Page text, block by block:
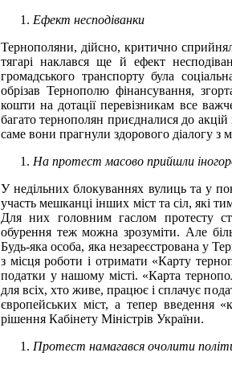
Ефект несподіванки
Тернополяни, дійсно, критично
тягарі наклався ще й ефект
громадського транспорту була
обрізав Тернополю фінансування,
кошти на дотації перевізникам все
багато тернополян приєдналися до
саме вони прагнули здорового діалогу з
На протест масово прийшли
У недільних блокуваннях вулиць та у
участь мешканці інших міст та сіл, які
Для них головним гаслом протесту
обурення теж можна зрозуміти. Але
Будь-яка особа, яка незареєстрована у
з місця роботи і отримати «Карту
податки у нашому місті. «Карта
для всіх, хто живе, працює і сплачує
європейських міст, а тепер введення
рішення Кабінету Міністрів України.
Протест намагався очолити